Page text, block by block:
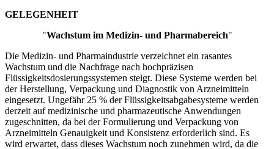
GELEGENHEIT
"Wachstum im Medizin- und Pharmabereich"
Die Medizin- und Pharmaindustrie verzeichnet ein rasantes
Wachstum und die Nachfrage nach hochpräzisen
Flüssigkeitsdosierungssystemen steigt. Diese Systeme werden bei
der Herstellung, Verpackung und Diagnostik von Arzneimitteln
eingesetzt. Ungefähr 25 % der Flüssigkeitsabgabesysteme werden
derzeit auf medizinische und pharmazeutische Anwendungen
zugeschnitten, da bei der Formulierung und Verpackung von
Arzneimitteln Genauigkeit und Konsistenz erforderlich sind. Es
wird erwartet, dass dieses Wachstum noch zunehmen wird, da die